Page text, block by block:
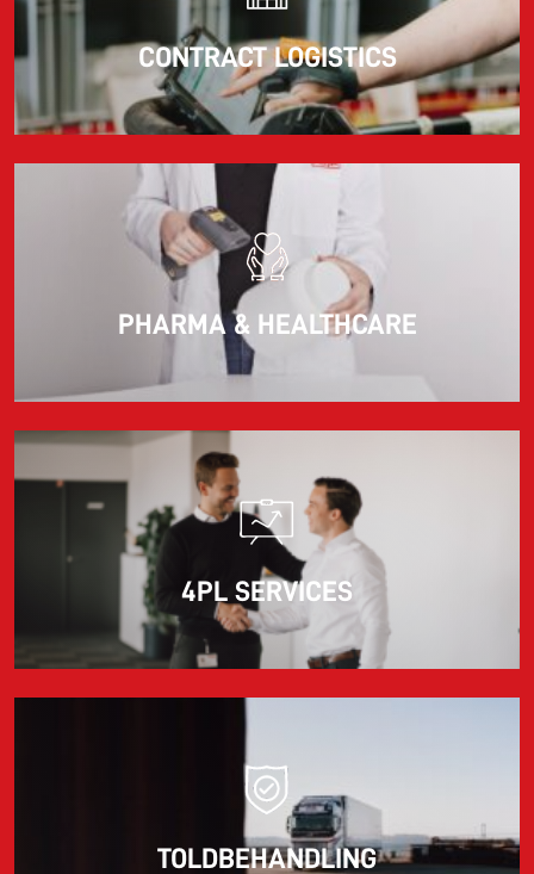
CONTRACT LOGISTICS
PHARMA & HEALTHCARE
4PL SERVICES
TOLDBEHANDLING